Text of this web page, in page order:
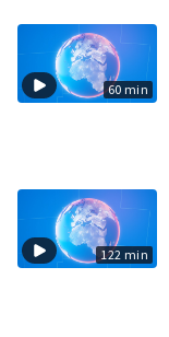
60 min
122 min